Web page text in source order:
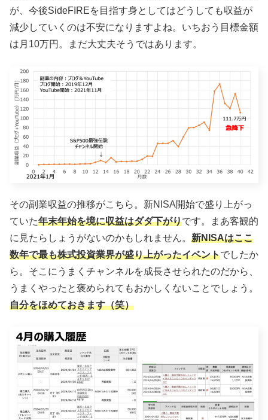
が、今後SideFIREを目指す身としてはどうしても収益が
減少していくのは不安になりますよね。いちおう目標金額
は月10万円。まだ大丈夫そうではあります。
その副業収益の推移がこちら。新NISA開始で盛り上がっ
ていた年末年始を境に収益はダダ下がりです。まあ客観的
に見たらしょうがないのかもしれません。 新NISAはここ
数年で最も株式投資業界が盛り上がったイベントでしたか
ら。そこにうまくチャンネルを成長させられたのだから、
うまくやったと褒められてもおかしくないことでしょう。
自分をほめておきます（笑）